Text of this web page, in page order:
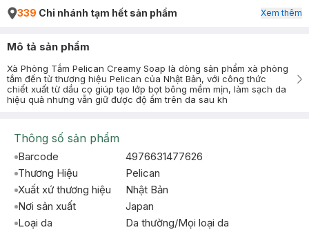
339 Chi nhánh tạm hết sản phẩm Xem thêm
Mô tả sản phẩm
Xà Phòng Tắm Pelican Creamy Soap là dòng sản phẩm xà phòng
tắm đến từ thương hiệu Pelican của Nhật Bản, với công thức
chiết xuất từ dầu cọ giúp tạo lớp bọt bông mềm mịn, làm sạch da
hiệu quả nhưng vẫn giữ được độ ẩm trên da sau kh
Thông số sản phẩm
Barcode
4976631477626
Thương Hiệu
Pelican
Xuất xứ thương hiệu
Nhật Bản
Nơi sản xuất
Japan
Loại da
Da thường/Mọi loại da